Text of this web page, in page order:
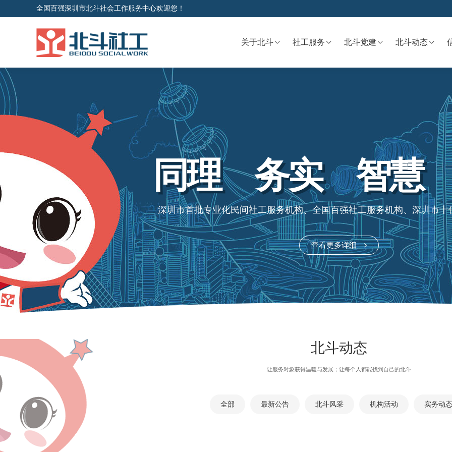
全国百强深圳市北斗社会工作服务中心欢迎您！
关于北斗 社工服务 北斗党建 北斗动态
深圳市首批专业化民间社工服务机构、全国百强社工服务机构、深圳市十
同理 务实 智慧
查看更多详细
北斗动态
让服务对象获得温暖与发展；让每个人都能找到自己的北斗
全部 最新公告 北斗风采 机构活动 实务动态